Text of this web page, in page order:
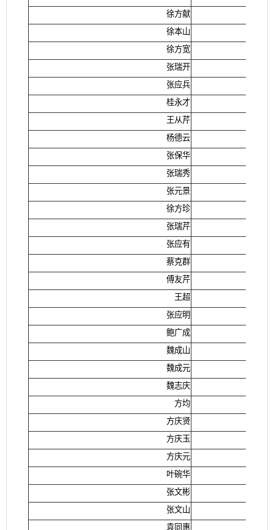
徐方献
徐本山
徐方宽
张瑞开
张应兵
桂永才
王从芹
杨德云
张保华
张瑞秀
张元景
徐方珍
张瑞芹
张应有
蔡克群
傅友芹
王超
张应明
鲍广成
魏成山
魏成元
魏志庆
方均
方庆贤
方庆玉
方庆元
叶碗华
张文彬
张文山
袁同惠